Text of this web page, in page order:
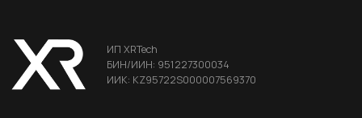
Условия доставки
Условия оплаты
Правила возврата